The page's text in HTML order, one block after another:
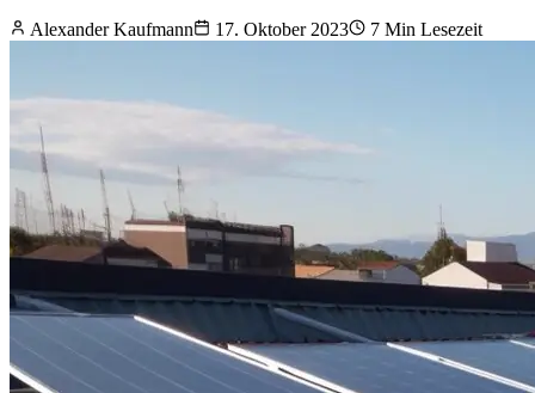
Alexander Kaufmann
17. Oktober 2023 7 Min Lesezeit